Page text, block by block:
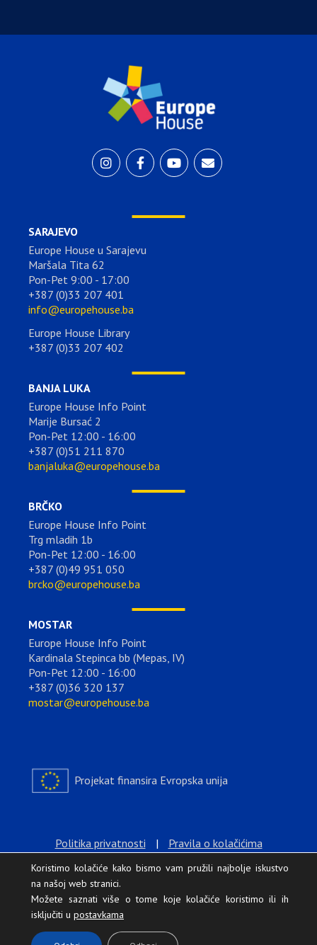
SARAJEVO
Europe House u Sarajevu
Maršala Tita 62
Pon-Pet 9:00 - 17:00
+387 (0)33 207 401
info@europehouse.ba
Europe House Library
+387 (0)33 207 402
BANJA LUKA
Europe House Info Point
Marije Bursać 2
Pon-Pet 12:00 - 16:00
+387 (0)51 211 870
banjaluka@europehouse.ba
BRČKO
Europe House Info Point
Trg mladih 1b
Pon-Pet 12:00 - 16:00
+387 (0)49 951 050
brcko@europehouse.ba
MOSTAR
Europe House Info Point
Kardinala Stepinca bb (Mepas, IV)
Pon-Pet 12:00 - 16:00
+387 (0)36 320 137
mostar@europehouse.ba
Projekat finansira Evropska unija
Politika privatnosti | Pravila o kolačićima
Koristimo kolačiće kako bismo vam pružili najbolje iskustvo
na našoj web stranici.
Možete saznati više o tome koje kolačiće koristimo ili ih
isključiti u postavkama
.